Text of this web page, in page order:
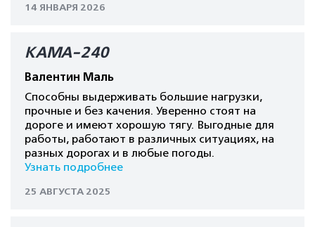
14 ЯНВАРЯ 2026
КАМА-240
Валентин Маль
Способны выдерживать большие нагрузки,
прочные и без качения. Уверенно стоят на
дороге и имеют хорошую тягу. Выгодные для
работы, работают в различных ситуациях, на
разных дорогах и в любые погоды.
Узнать подробнее
25 АВГУСТА 2025